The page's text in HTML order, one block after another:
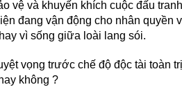
vệ và khuyến khích cuộc đấu
đang vận động cho nhân
vì sống giữa loài lang sói.
vọng trước chế độ độc tài toàn
không ?